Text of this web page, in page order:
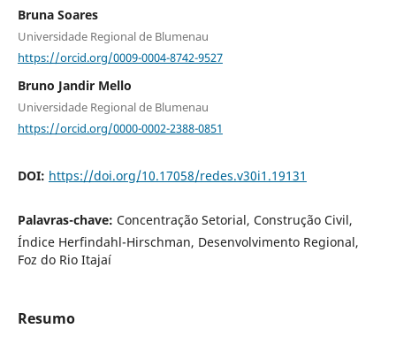
Bruna Soares
Universidade Regional de Blumenau
https://orcid.org/0009-0004-8742-9527
Bruno Jandir Mello
Universidade Regional de Blumenau
https://orcid.org/0000-0002-2388-0851
DOI: https://doi.org/10.17058/redes.v30i1.19131
Palavras-chave: Concentração Setorial, Construção Civil,
Índice Herfindahl-Hirschman, Desenvolvimento Regional,
Foz do Rio Itajaí
Resumo